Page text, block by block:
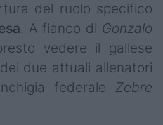
del ruolo specifico
. A fianco di Gonzalo
vedere il gallese
due attuali allenatori
federale Zebre